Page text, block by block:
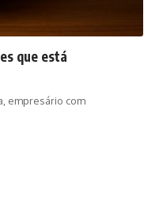
que está
empresário com